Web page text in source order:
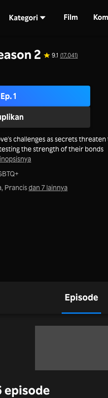
Kategori Film
2 9.1 (17,041)
Ep. 1
challenges as secrets threaten
the strength of their bonds
Prancisdan 7 lainnya
Episode
episode